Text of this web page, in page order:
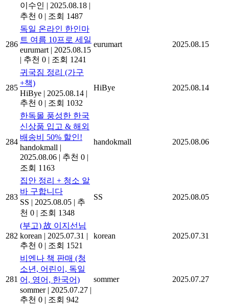
이수인 | 2025.08.18 |
추천 0 | 조회 1487
286
독일 온라인 한인마
트 여름 10프로 세일
eurumart | 2025.08.15
| 추천 0 | 조회 1241
eurumart 2025.08.15
285
귀국짐 정리 (가구
+책)
HiBye | 2025.08.14 |
추천 0 | 조회 1032
HiBye 2025.08.14
284
한독몰 풍성한 한국
신상품 입고 & 해외
배송비 50% 할인!
handokmall |
2025.08.06 | 추천 0 |
조회 1163
handokmall 2025.08.06
283
집안 정리 + 청소 알
바 구합니다
SS | 2025.08.05 | 추
천 0 | 조회 1348
SS 2025.08.05
282
(부고) 故 이지선님
korean | 2025.07.31 |
추천 0 | 조회 1521
korean 2025.07.31
281
비엔나 책 판매 (청
소년, 어린이, 독일
어, 영어, 한국어)
sommer | 2025.07.27 |
추천 0 | 조회 942
sommer 2025.07.27